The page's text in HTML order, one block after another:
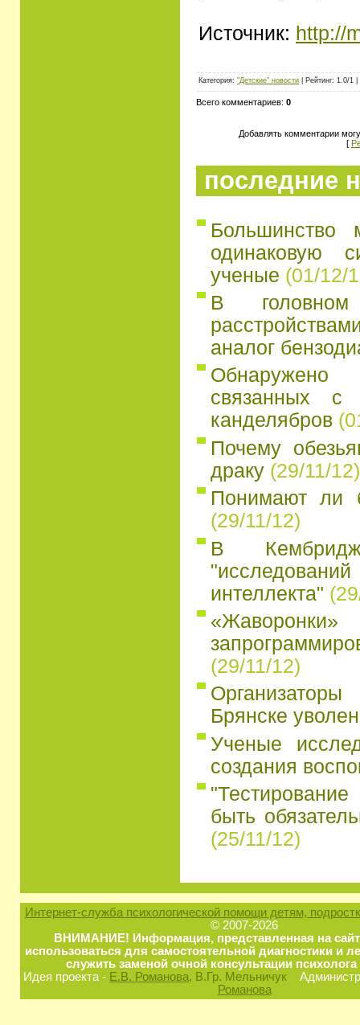
Источник: http://
Категория: "Детские" новости | Рейтинг: 1.0/1 |
Всего комментариев: 0
Добавлять комментарии
[
последние
Большинство
одинаковую
ученые (01/12/
В
аналог
связанных с
канделябров
Почему
драку (29/11/12)
Понимают ли
(29/11/12)
В
интеллекта"
(29/11/12)
Брянске
Ученые
создания
быть
(25/11/12)
Интернет-служба психологической помощи детям,
© 2007-2026
ВНИМАНИЕ! Информация, представленная на
использоваться для самостоятельной диагностики и
служить заменой очной консультации
Идея проекта - Е.В. Романова, В.Гр. Мельничук
Романова